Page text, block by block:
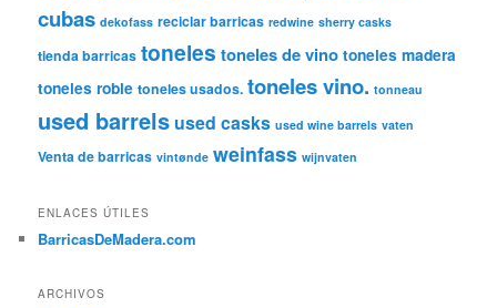
cubas dekofass reciclar barricas redwine sherry casks
tienda barricas toneles toneles de vino toneles madera
toneles roble toneles usados. toneles vino. tonneau
used barrels used casks used wine barrels vaten
Venta de barricas vintønde weinfass wijnvaten
ENLACES ÚTILES
BarricasDeMadera.com
ARCHIVOS